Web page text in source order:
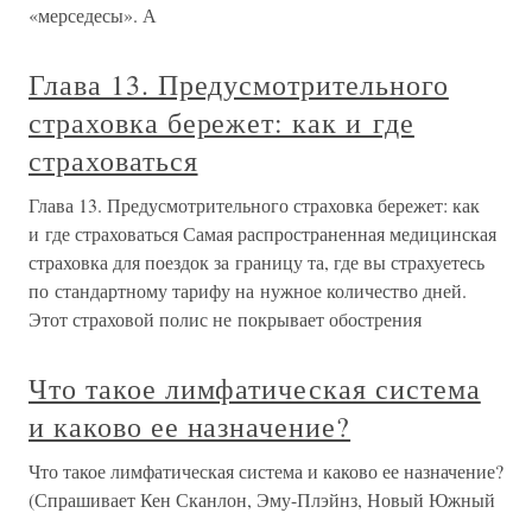
«мерседесы». А
Глава 13. Предусмотрительного
страховка бережет: как и где
страховаться
Глава 13. Предусмотрительного страховка бережет: как
и где страховаться Самая распространенная медицинская
страховка для поездок за границу та, где вы страхуетесь
по стандартному тарифу на нужное количество дней.
Этот страховой полис не покрывает обострения
Что такое лимфатическая система
и каково ее назначение?
Что такое лимфатическая система и каково ее назначение?
(Спрашивает Кен Сканлон, Эму-Плэйнз, Новый Южный